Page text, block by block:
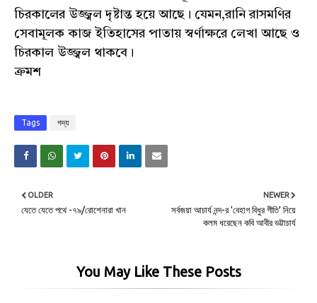
চিরকালের উজ্জ্বল দৃষ্টান্ত হয়ে আছে। যেমন,রানি রাসমণির
সেবামূলক কাজ ইতিহাসের পাতায় স্বর্ণাক্ষরে লেখা আছে ও
চিরকাল উজ্জ্বল থাকবে।
ক্রমশ
Tags গদ্য
NEWER
সর্বজয়া আচার্য নন্দ-র 'বেহাগ বিধুর গীতি' নিয়ে
কলম ধরেছেন কবি আবীর ভট্টাচার্য
OLDER
যেতে যেতে পথে -৭৯/রোশেনারা খান
You May Like These Posts